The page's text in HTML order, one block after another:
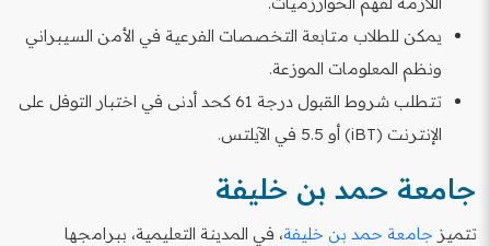
يمكن للطلاب متابعة التخصصات الفرعية في الأمن السيبراني
ونظم المعلومات الموزعة.
تتطلب شروط القبول درجة 61 كحد أدنى في اختبار التوفل على
الإنترنت (iBT) أو 5.5 في الآيلتس.
جامعة حمد بن خليفة
تتميز جامعة حمد بن خليفة، في المدينة التعليمية، ببرامجها